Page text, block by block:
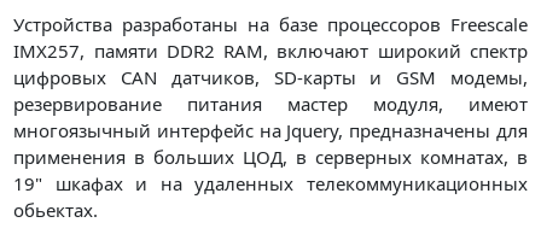
Устройства разработаны на базе процессоров Freescale
IMX257, памяти DDR2 RAM, включают широкий спектр
цифровых CAN датчиков, SD-карты и GSM модемы,
резервирование питания мастер модуля, имеют
многоязычный интерфейс на Jquery, предназначены для
применения в больших ЦОД, в серверных комнатах, в
19" шкафах и на удаленных телекоммуникационных
обьектах.